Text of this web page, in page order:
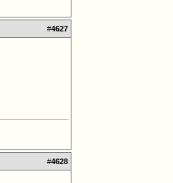
#4627
#4628